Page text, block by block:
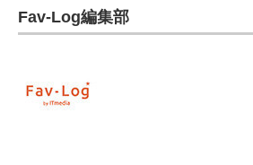
Fav-Log編集部